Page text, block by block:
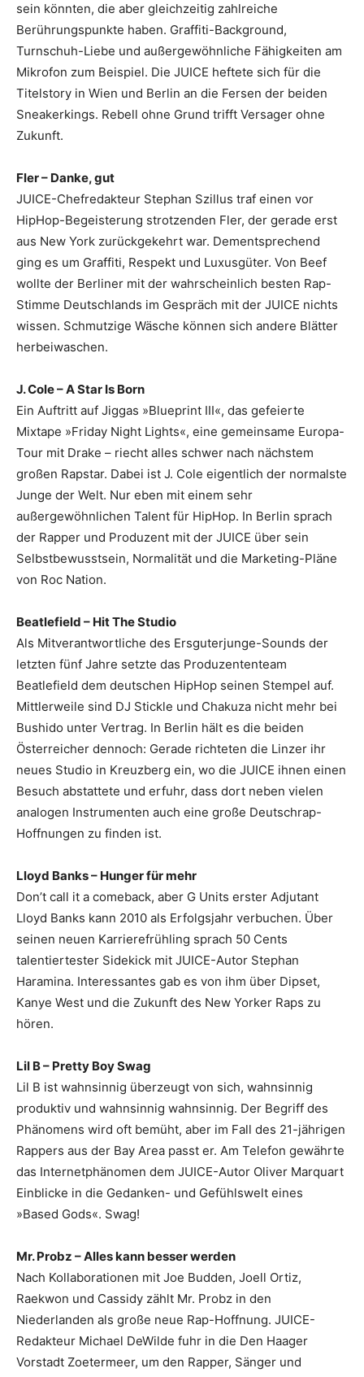
sein könnten, die aber gleichzeitig zahlreiche
Berührungspunkte haben. Graffiti-Background,
Turnschuh-Liebe und außergewöhnliche Fähigkeiten am
Mikrofon zum Beispiel. Die JUICE heftete sich für die
Titelstory in Wien und Berlin an die Fersen der beiden
Sneakerkings. Rebell ohne Grund trifft Versager ohne
Zukunft.
Fler – Danke, gut
JUICE-Chefredakteur Stephan Szillus traf einen vor
HipHop-Begeisterung strotzenden Fler, der gerade erst
aus New York zurückgekehrt war. Dementsprechend
ging es um Graffiti, Respekt und Luxusgüter. Von Beef
wollte der Berliner mit der wahrscheinlich besten Rap-
Stimme Deutschlands im Gespräch mit der JUICE nichts
wissen. Schmutzige Wäsche können sich andere Blätter
herbeiwaschen.
J. Cole – A Star Is Born
Ein Auftritt auf Jiggas »Blueprint III«, das gefeierte
Mixtape »Friday Night Lights«, eine gemeinsame Europa-
Tour mit Drake – riecht alles schwer nach nächstem
großen Rapstar. Dabei ist J. Cole eigentlich der normalste
Junge der Welt. Nur eben mit einem sehr
außergewöhnlichen Talent für HipHop. In Berlin sprach
der Rapper und Produzent mit der JUICE über sein
Selbstbewusstsein, Normalität und die Marketing-Pläne
von Roc Nation.
Beatlefield – Hit The Studio
Als Mitverantwortliche des Ersguterjunge-Sounds der
letzten fünf Jahre setzte das Produzententeam
Beatlefield dem deutschen HipHop seinen Stempel auf.
Mittlerweile sind DJ Stickle und Chakuza nicht mehr bei
Bushido unter Vertrag. In Berlin hält es die beiden
Österreicher dennoch: Gerade richteten die Linzer ihr
neues Studio in Kreuzberg ein, wo die JUICE ihnen einen
Besuch abstattete und erfuhr, dass dort neben vielen
analogen Instrumenten auch eine große Deutschrap-
Hoffnungen zu finden ist.
Lloyd Banks – Hunger für mehr
Don’t call it a comeback, aber G Units erster Adjutant
Lloyd Banks kann 2010 als Erfolgsjahr verbuchen. Über
seinen neuen Karrierefrühling sprach 50 Cents
talentiertester Sidekick mit JUICE-Autor Stephan
Haramina. Interessantes gab es von ihm über Dipset,
Kanye West und die Zukunft des New Yorker Raps zu
hören.
Lil B – Pretty Boy Swag
Lil B ist wahnsinnig überzeugt von sich, wahnsinnig
produktiv und wahnsinnig wahnsinnig. Der Begriff des
Phänomens wird oft bemüht, aber im Fall des 21-jährigen
Rappers aus der Bay Area passt er. Am Telefon gewährte
das Internetphänomen dem JUICE-Autor Oliver Marquart
Einblicke in die Gedanken- und Gefühlswelt eines
»Based Gods«. Swag!
Mr. Probz – Alles kann besser werden
Nach Kollaborationen mit Joe Budden, Joell Ortiz,
Raekwon und Cassidy zählt Mr. Probz in den
Niederlanden als große neue Rap-Hoffnung. JUICE-
Redakteur Michael DeWilde fuhr in die Den Haager
Vorstadt Zoetermeer, um den Rapper, Sänger und